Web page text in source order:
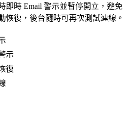
即時 Email 警示並暫停開立，避免
恢復，後台隨時可再次測試連線。
示
復